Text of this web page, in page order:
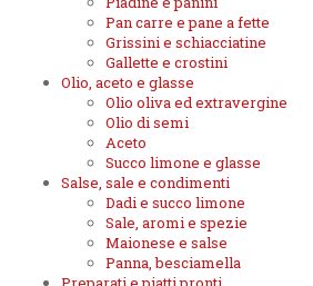
Pan carre e pane a fette
Grissini e schiacciatine
Gallette e crostini
Olio, aceto e glasse
Olio oliva ed extravergine
Olio di semi
Aceto
Succo limone e glasse
Salse, sale e condimenti
Dadi e succo limone
Sale, aromi e spezie
Maionese e salse
Panna, besciamella